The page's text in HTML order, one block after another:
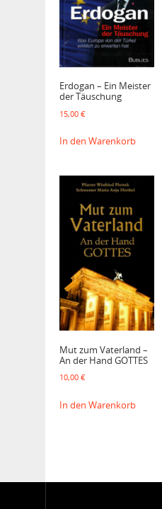
Erdogan – Ein Meister
der Täuschung
15,00 €
In den Warenkorb
Mut zum Vaterland –
An der Hand GOTTES
10,00 €
In den Warenkorb